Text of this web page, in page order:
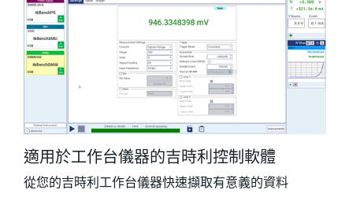
適用於工作台儀器的吉時利控制軟體
從您的吉時利工作台儀器快速擷取有意義的資料